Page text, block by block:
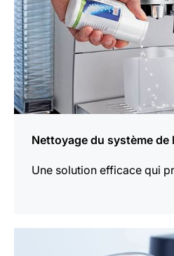
Nettoyage du système de
Une solution efficace qui